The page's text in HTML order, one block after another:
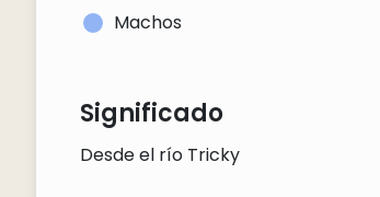
Machos
Significado
Desde el río Tricky